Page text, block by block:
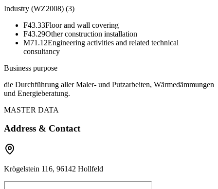
Industry (WZ2008) (3)
F43.33Floor and wall covering
F43.29Other construction installation
M71.12Engineering activities and related technical
consultancy
Business purpose
die Durchführung aller Maler- und Putzarbeiten, Wärmedämmungen
und Energieberatung.
MASTER DATA
Address & Contact
Krögelstein 116, 96142 Hollfeld